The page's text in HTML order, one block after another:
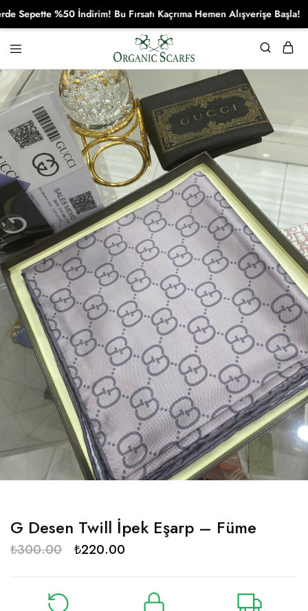
Organikscarf
G Desen Twill İpek Eşarp – Füme
₺300.00 ₺220.00
%50 İndirim! Bu Fırsatı Kaçrıma Hemen Alışverişe Başla!